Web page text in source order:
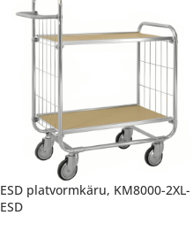
ESD platvormkäru, KM8000-2XL-
ESD